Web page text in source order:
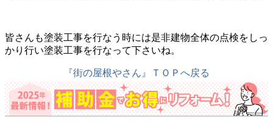
皆さんも塗装工事を行なう時には是非建物全体の点検をしっ
かり行い塗装工事を行なって下さいね。
『街の屋根やさん』ＴＯＰへ戻る